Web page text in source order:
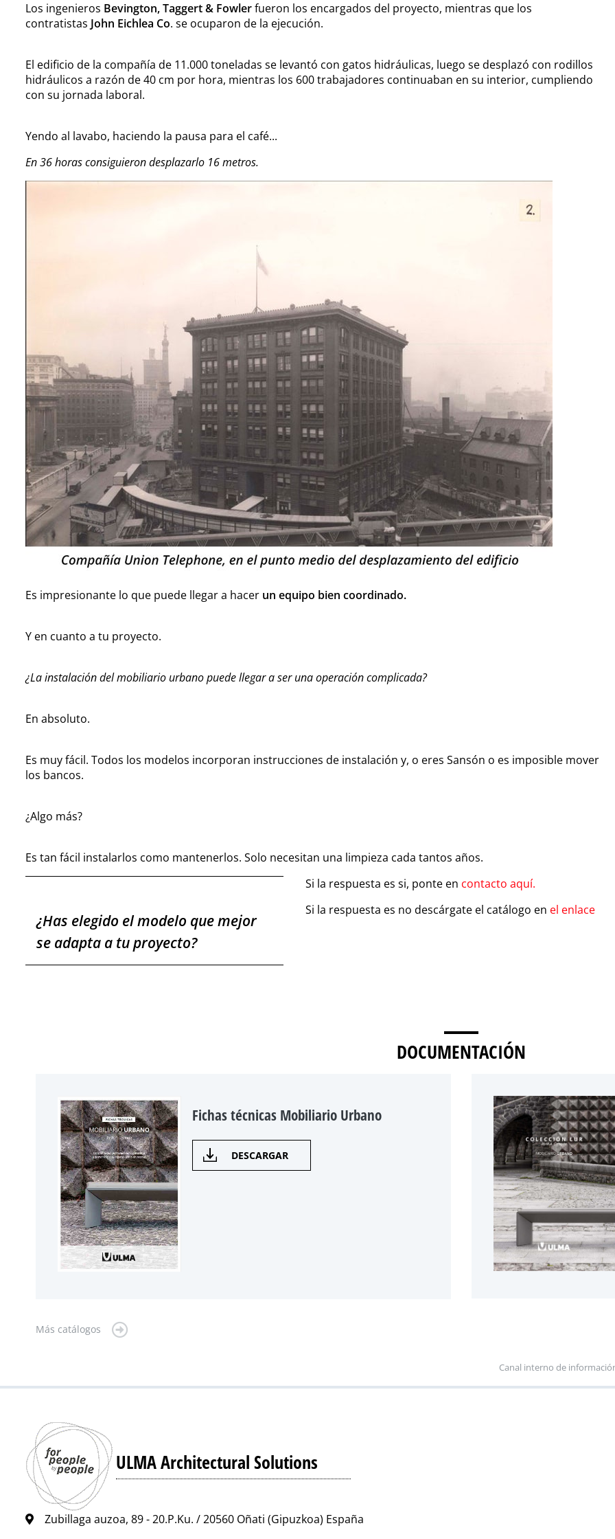
Los ingenieros Bevington, Taggert & Fowlerfueron los encargados del proyecto, mientras que los
contratistas John Eichlea Co. se ocuparon de la ejecución.
El edificio de la compañía de 11.000 toneladas se levantó con gatos hidráulicas, luego se desplazó con rodillos
hidráulicos a razón de 40 cm por hora, mientras los 600 trabajadores continuaban en su interior, cumpliendo
con su jornada laboral.
Yendo al lavabo, haciendo la pausa para el café...
En 36 horas consiguieron desplazarlo 16 metros.
Es impresionante lo que puede llegar a hacer un equipo bien coordinado.
Y en cuanto a tu proyecto.
¿La instalación del mobiliario urbano puede llegar a ser una operación complicada?
En absoluto.
Es muy fácil. Todos los modelos incorporan instrucciones de instalación y, o eres Sansón o es imposible mover
los bancos.
¿Algo más?
Es tan fácil instalarlos como mantenerlos. Solo necesitan una limpieza cada tantos años.
¿Has elegido el modelo que mejor
se adapta a tu proyecto?
Si la respuesta es si, ponte en contacto aquí.
Si la respuesta es no descárgate el catálogo en el enlace
DOCUMENTACIÓN
Fichas técnicas Mobiliario Urbano
DESCARGAR
Más catálogos
Canal interno de
ULMA Architectural Solutions
Zubillaga auzoa, 89 - 20.P.Ku. / 20560 Oñati (Gipuzkoa) España